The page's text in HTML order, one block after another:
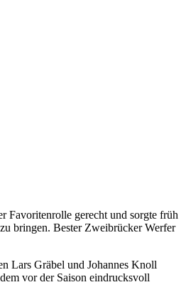
Favoritenrolle gerecht und sorgte früh
bringen. Bester Zweibrücker Werfer
Lars Gräbel und Johannes Knoll
vor der Saison eindrucksvoll